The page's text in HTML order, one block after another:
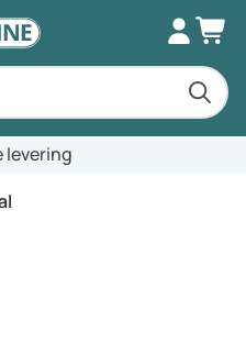
levering